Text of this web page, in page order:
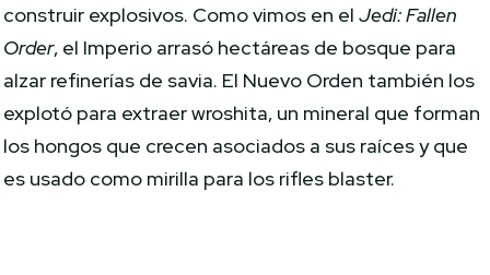
construir explosivos. Como vimos en elJedi: Fallen
Order, el Imperio arrasó hectáreas de bosque para
alzar refinerías de savia. El Nuevo Orden también los
explotó para extraer wroshita, un mineral que forman
los hongos que crecen asociados a sus raíces y que
es usado como mirilla para los rifles blaster.